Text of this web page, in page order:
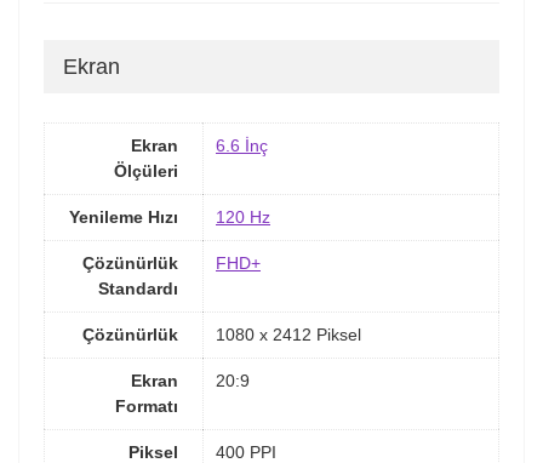
Ekran
Ekran
Ölçüleri
6.6 İnç
Yenileme Hızı 120 Hz
Çözünürlük
Standardı
FHD+
Çözünürlük 1080 x 2412 Piksel
Ekran
Formatı
20:9
Piksel
400 PPI